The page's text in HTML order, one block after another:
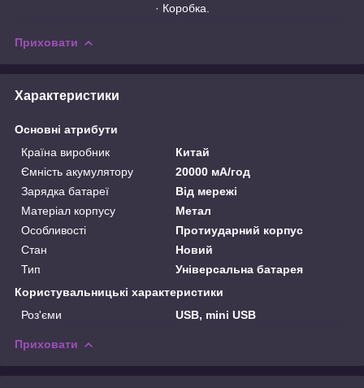
· Коробка.
Приховати
Характеристики
Основні атрибути
Країна виробник
Китай
Ємність акумулятору
20000 мА/год
Зарядка батареї
Від мережі
Матеріал корпусу
Метал
Особливості
Протиударний корпус
Стан
Новий
Тип
Універсальна батарея
Користувальницькі характеристики
Роз'єми
USB, mini USB
Приховати